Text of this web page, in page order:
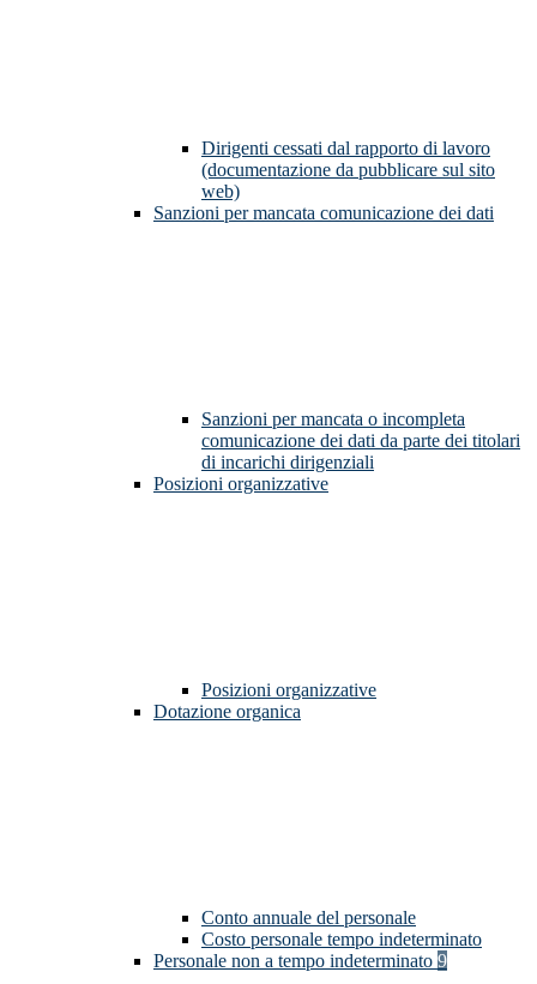
Dirigenti cessati dal rapporto di lavoro
(documentazione da pubblicare sul sito
web)
Sanzioni per mancata comunicazione dei dati
Sanzioni per mancata o incompleta
comunicazione dei dati da parte dei titolari
di incarichi dirigenziali
Posizioni organizzative
Posizioni organizzative
Dotazione organica
Conto annuale del personale
Costo personale tempo indeterminato
Personale non a tempo indeterminato 9